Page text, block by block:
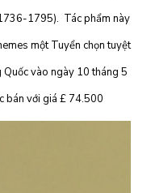
1795). Tác phẩm này
một Tuyển chọn tuyệt
Quốc vào ngày 10 tháng 5
bán với giá £ 74.500